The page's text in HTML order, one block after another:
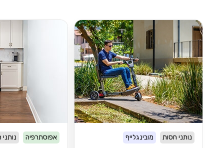
נותני חסות מובינגלייף אפוסתרפיה